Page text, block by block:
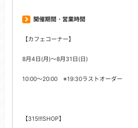
開催期間・営業時間
【カフェコーナー】
8月4日(月)～8月31日(日)
10:00～20:00 ※19:30ラストオーダー
【315!!!SHOP】